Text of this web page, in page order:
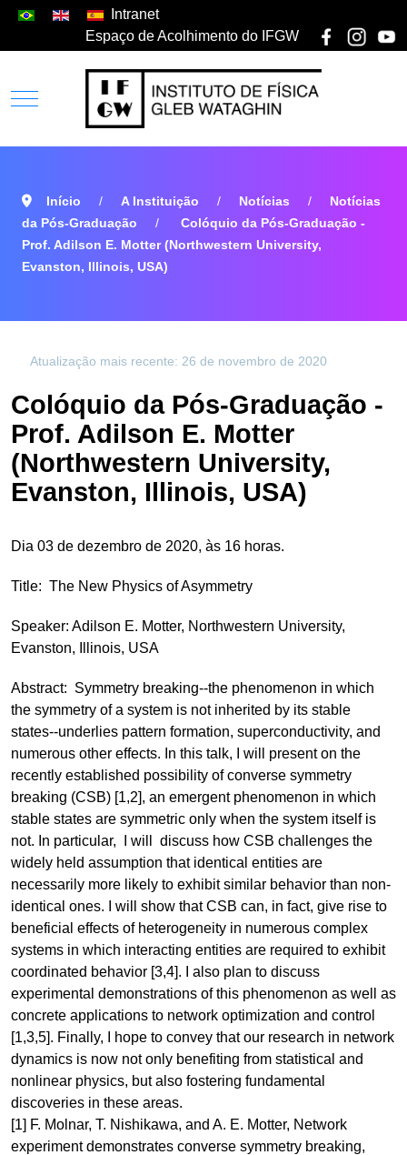
Intranet
Espaço de Acolhimento do IFGW
Início A Instituição Notícias
Notícias
da Pós-Graduação
Colóquio da Pós-Graduação -
Prof. Adilson E. Motter (Northwestern University,
Evanston, Illinois, USA)
Atualização mais recente: 26 de novembro de 2020
Colóquio da Pós-Graduação -
Prof. Adilson E. Motter
(Northwestern University,
Evanston, Illinois, USA)
Dia 03 de dezembro de 2020, às 16 horas.
Title: The New Physics of Asymmetry
Speaker: Adilson E. Motter, Northwestern University,
Evanston, Illinois, USA
Abstract: Symmetry breaking--the phenomenon in which
the symmetry of a system is not inherited by its stable
states--underlies pattern formation, superconductivity, and
numerous other effects. In this talk, I will present on the
recently established possibility of converse symmetry
breaking (CSB) [1,2], an emergent phenomenon in which
stable states are symmetric only when the system itself is
not. In particular, I will discuss how CSB challenges the
widely held assumption that identical entities are
necessarily more likely to exhibit similar behavior than non-
identical ones. I will show that CSB can, in fact, give rise to
beneficial effects of heterogeneity in numerous complex
systems in which interacting entities are required to exhibit
coordinated behavior [3,4]. I also plan to discuss
experimental demonstrations of this phenomenon as well as
concrete applications to network optimization and control
[1,3,5]. Finally, I hope to convey that our research in network
dynamics is now not only benefiting from statistical and
nonlinear physics, but also fostering fundamental
discoveries in these areas.
[1] F. Molnar, T. Nishikawa, and A. E. Motter, Network
experiment demonstrates converse symmetry breaking,